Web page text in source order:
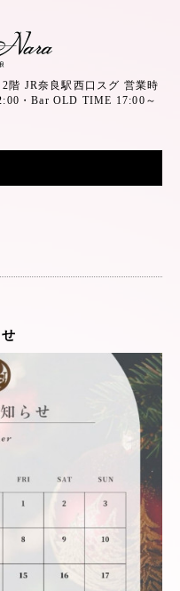
階 JR奈良駅西口スグ 営業時
・Bar OLD TIME 17:00～